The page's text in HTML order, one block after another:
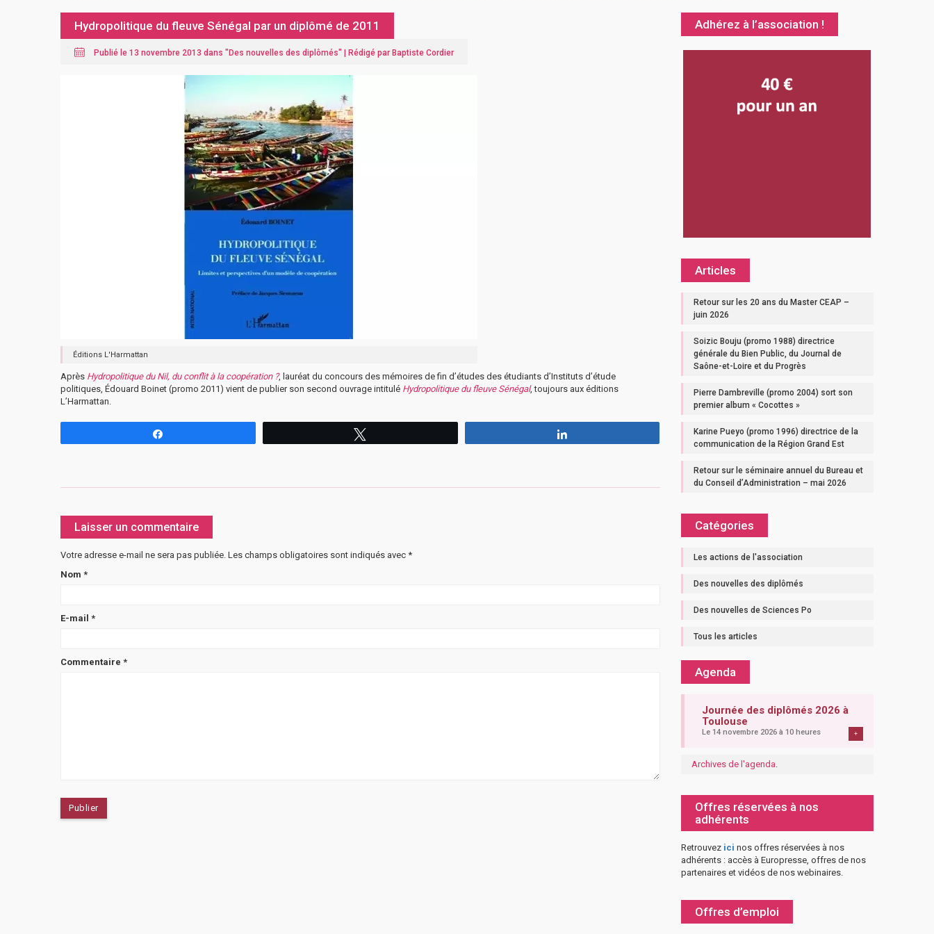
Hydropolitique du fleuve Sénégal par un diplômé de 2011
Publié le 13 novembre 2013 dans "Des nouvelles des diplômés" | Rédigé par Baptiste Cordier
Éditions L'Harmattan
Après Hydropolitique du Nil, du conflit à la coopération ?, lauréat du concours des mémoires de fin d’études des étudiants d’Instituts d’étude
politiques, Édouard Boinet (promo 2011) vient de publier son second ouvrage intitulé Hydropolitique du fleuve Sénégal, toujours aux éditions
L’Harmattan.
Laisser un commentaire
Votre adresse e-mail ne sera pas publiée. Les champs obligatoires sont indiqués avec *
Nom *
E-mail *
Commentaire *
Adhérez à l’association !
Articles
Retour sur les 20 ans du Master CEAP –
juin 2026
Soizic Bouju (promo 1988) directrice
générale du Bien Public, du Journal de
Saône-et-Loire et du Progrès
Pierre Dambreville (promo 2004) sort son
premier album « Cocottes »
Karine Pueyo (promo 1996) directrice de la
communication de la Région Grand Est
Retour sur le séminaire annuel du Bureau et
du Conseil d’Administration – mai 2026
Catégories
Les actions de l'association
Des nouvelles des diplômés
Des nouvelles de Sciences Po
Tous les articles
Agenda
Journée des diplômés 2026 à
Toulouse
Le 14 novembre 2026 à 10 heures +
Archives de l'agenda.
Offres réservées à nos
adhérents
Retrouvez ici nos offres réservées à nos
adhérents : accès à Europresse, offres de nos
partenaires et vidéos de nos webinaires.
Offres d’emploi